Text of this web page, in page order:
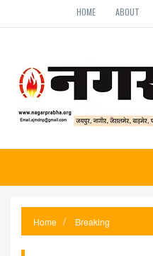
HOME ABOUT
Home Breaking